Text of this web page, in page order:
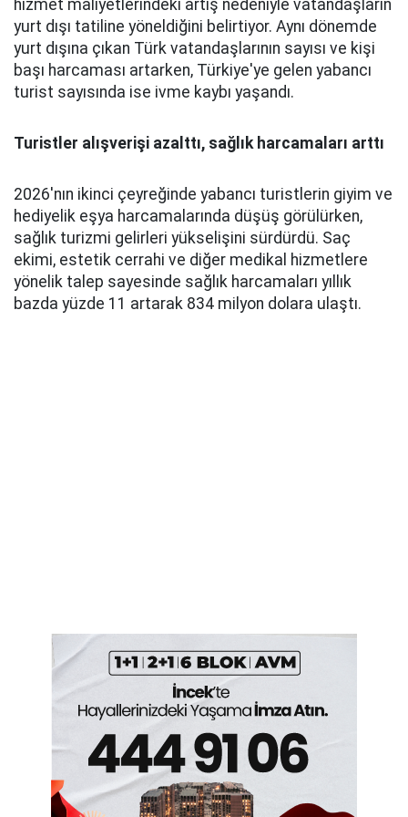
hizmet maliyetlerindeki artış nedeniyle vatandaşların
yurt dışı tatiline yöneldiğini belirtiyor. Aynı dönemde
yurt dışına çıkan Türk vatandaşlarının sayısı ve kişi
başı harcaması artarken, Türkiye'ye gelen yabancı
turist sayısında ise ivme kaybı yaşandı.
Turistler alışverişi azalttı, sağlık harcamaları arttı
2026'nın ikinci çeyreğinde yabancı turistlerin giyim ve
hediyelik eşya harcamalarında düşüş görülürken,
sağlık turizmi gelirleri yükselişini sürdürdü. Saç
ekimi, estetik cerrahi ve diğer medikal hizmetlere
yönelik talep sayesinde sağlık harcamaları yıllık
bazda yüzde 11 artarak 834 milyon dolara ulaştı.